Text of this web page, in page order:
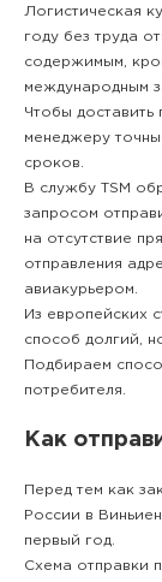
Логистическая
году без труда
содержимым,
международным
Чтобы
менеджеру
сроков.
В службу TSM
запросом
на отсутствие
отправления
авиакурьером.
Из европейских
способ долгий,
Подбираем
потребителя.
Как
Перед тем как
России в
первый год.
Схема отправки